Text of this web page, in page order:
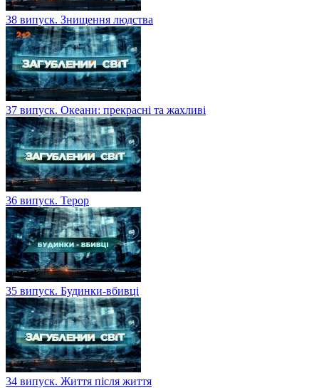
38 випуск. Знищення людства
37 випуск. Океани: прекрасні та жахливі
36 випуск. Терор
35 випуск. Будинки-вбивці
34 випуск. Життя після життя